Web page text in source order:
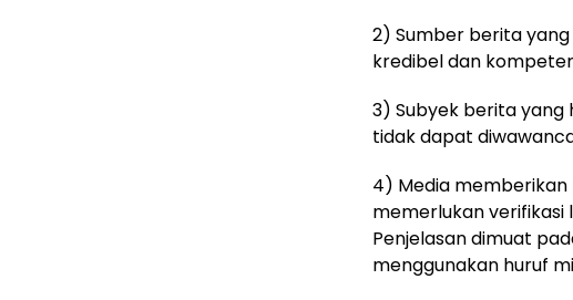
2) Sumber berita
kredibel dan
3) Subyek berita yang
tidak dapat
4) Media
memerlukan verifikasi
Penjelasan dimuat
menggunakan huruf